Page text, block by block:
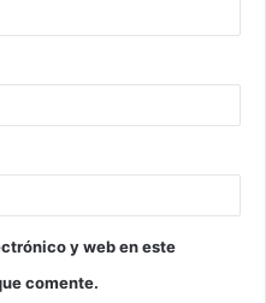
y web en este
comente.